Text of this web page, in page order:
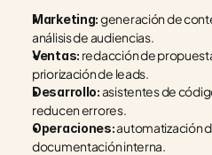
Marketing: generación de
análisis de audiencias.
Ventas: redacción de
priorización de leads.
Desarrollo: asistentes de
reducen errores.
Operaciones: automatización
documentación interna.